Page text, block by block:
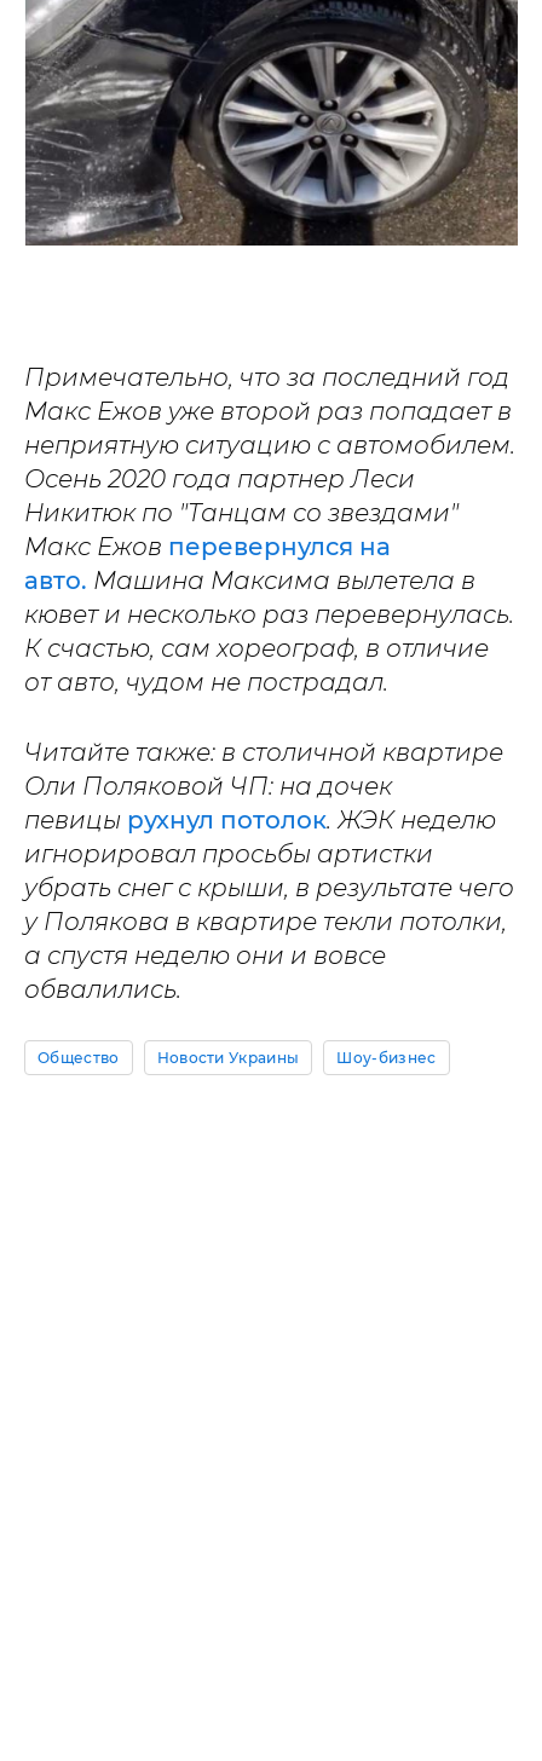
Примечательно, что за последний год
Макс Ежов уже второй раз попадает в
неприятную ситуацию с автомобилем.
Осень 2020 года партнер Леси
Никитюк по "Танцам со звездами"
Макс Ежов перевернулся на
авто. Машина Максима вылетела в
кювет и несколько раз перевернулась.
К счастью, сам хореограф, в отличие
от авто, чудом не пострадал.
Читайте также: в столичной квартире
Оли Поляковой ЧП: на дочек
певицы рухнул потолок. ЖЭК неделю
игнорировал просьбы артистки
убрать снег с крыши, в результате чего
у Полякова в квартире текли потолки,
а спустя неделю они и вовсе
обвалились.
Общество Новости Украины Шоу-бизнес